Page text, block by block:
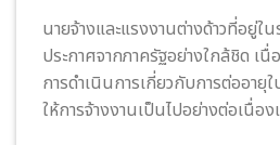
นายจ้างและแรงงานต่างด้าวที่อยู่ใน
ประกาศจากภาครัฐอย่างใกล้ชิด เนื่
การดำเนินการเกี่ยวกับการต่ออา
ให้การจ้างงานเป็นไปอย่างต่อเนื่อ